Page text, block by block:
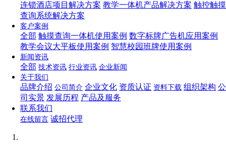
连锁酒店项目解决方案 教学一体机产品解决方案 触控触摸
查询系统解决方案
客户案例
全部 触摸查询一体机使用案例 数字标牌广告机应用案例
教学会议大平板使用案例 智慧校园班牌使用案例
新闻资讯
全部 技术资讯 行业资讯 企业新闻
关于我们
品牌介绍 公司简介 企业文化 资质认证 资料下载 组织架构 公
司实景 发展历程 产品及服务
联系我们
在线留言 诚招代理